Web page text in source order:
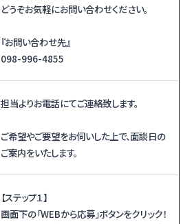
どうぞお気軽にお問い合わせください。
『お問い合わせ先』
098-996-4855
担当よりお電話にてご連絡致します。
ご希望やご要望をお伺いした上で、面談日の
ご案内をいたします。
【ステップ１】
画面下の「WEBから応募」ボタンをクリック！